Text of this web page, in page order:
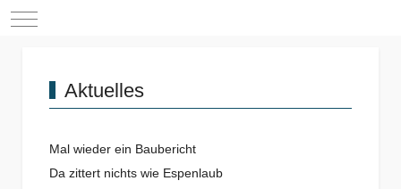
Mobile Menu Toggle
Aktuelles
Mal wieder ein Baubericht
Da zittert nichts wie Espenlaub